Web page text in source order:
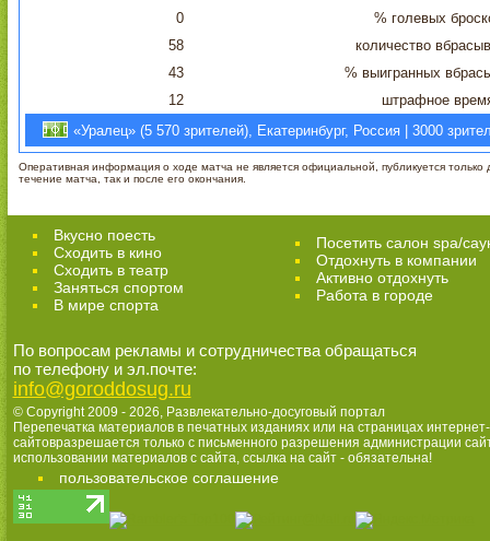
0
% голевых
58
количество
43
% выигранных
12
штрафное
«Уралец» (5 570 зрителей), Екатеринбург, Россия | 3000
Оперативная информация о ходе матча не является официальной, публикуется только
течение матча, так и после его окончания.
Вкусно поесть
Сходить в кино
Cходить в театр
Заняться спортом
В мире спорта
Посетить салон spa/
Отдохнуть в компании
Активно отдохнуть
Работа в городе
По вопросам рекламы и сотрудничества обращаться
по телефону и эл.почте:
info@goroddosug.ru
© Copyright 2009 - 2026, Развлекательно-досуговый портал
Перепечатка материалов в печатных изданиях или на страницах интернет-
сайтовразрешается только с письменного разрешения администрации
использовании материалов с сайта, ссылка на сайт - обязательна!
пользовательское соглашение